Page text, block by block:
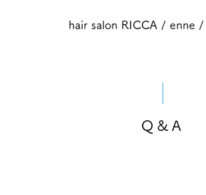
hair salon RICCA / enne /
Q&A